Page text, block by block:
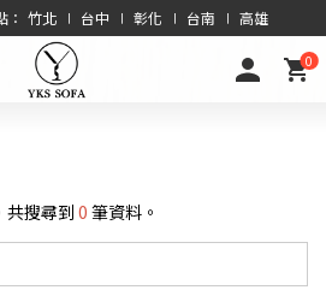
： 竹北 ∣ 台中 ∣ 彰化 ∣ 台南 ∣ 高雄
0
共搜尋到 0 筆資料。